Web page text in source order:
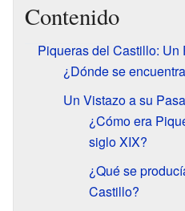
Contenido
Piqueras del Castillo:
¿Dónde se
Un Vistazo a su
¿Cómo era
siglo XIX?
¿Qué se
Castillo?